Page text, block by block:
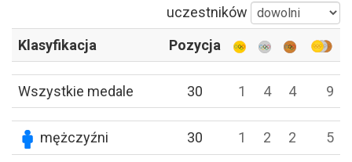
uczestników
Klasyfikacja
Pozycja
Wszystkie medale 30 1 4 4 9
mężczyźni 30 1 2 2 5